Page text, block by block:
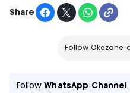
Share
Follow Okezone
FollowWhatsApp Channel